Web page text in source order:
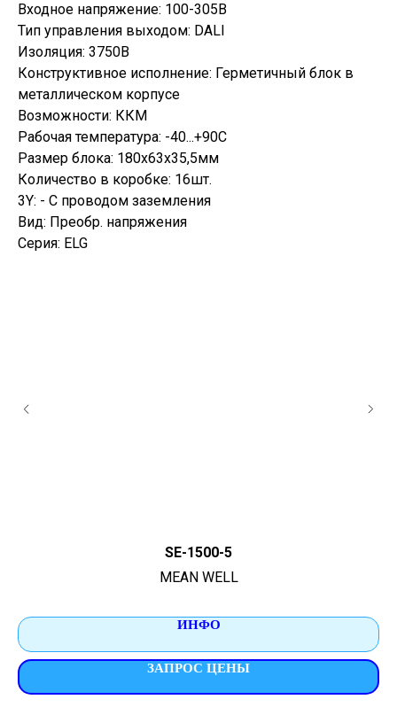
Входное напряжение: 100-305В
Тип управления выходом: DALI
Изоляция: 3750В
Конструктивное исполнение: Герметичный блок в
металлическом корпусе
Возможности: ККМ
Рабочая температура: -40...+90С
Размер блока: 180х63х35,5мм
Количество в коробке: 16шт.
3Y: - C проводом заземления
Вид: Преобр. напряжения
Серия: ELG
SE-1500-5
MEAN WELL
ИНФО
ЗАПРОС ЦЕНЫ